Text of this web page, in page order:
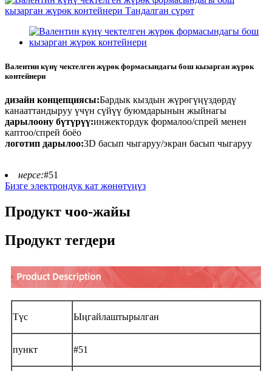
Валентин күнү чектелген жүрөк формасындагы бош кызарган жүрөк
контейнери
дизайн концепциясы:Бардык кыздын жүрөгүңүздөрдү
канааттандыруу үчүн сүйүү буюмдарынын жыйнагы
дарылоону бүтүрүү:инжектордук формалоо/спрей менен
каптоо/спрей боёо
логотип дарылоо:3D басып чыгаруу/экран басып чыгаруу
нерсе:#51
Бизге электрондук кат жөнөтүңүз
Продукт чоо-жайы
Продукт тегдери
Түс Ыңгайлаштырылган
пункт #51